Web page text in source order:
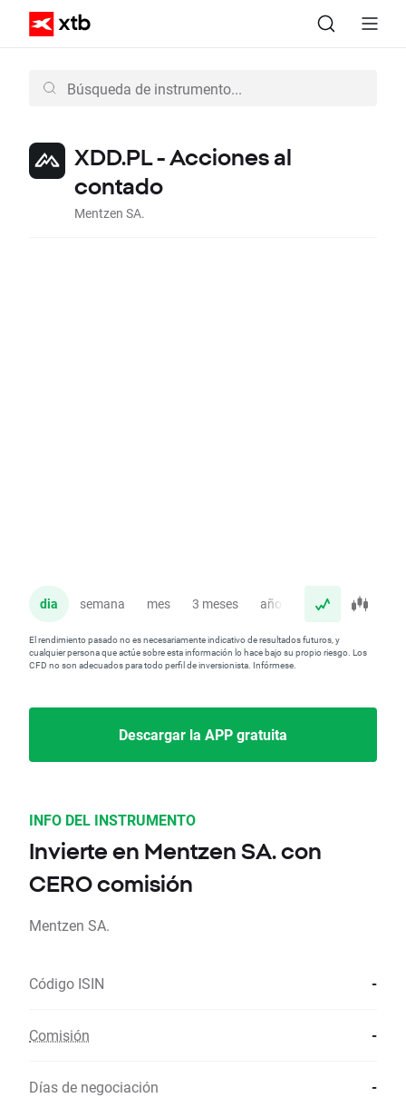
XDD.PL - Acciones al
contado
Mentzen SA.
dia semana mes 3 meses año
El rendimiento pasado no es necesariamente indicativo de resultados futuros, y
cualquier persona que actúe sobre esta información lo hace bajo su propio riesgo. Los
CFD no son adecuados para todo perfil de inversionista. Infórmese.
Descargar la APP gratuita
INFO DEL INSTRUMENTO
Invierte en Mentzen SA. con
CERO comisión
Mentzen SA.
Código ISIN -
Comisión -
Días de negociación -